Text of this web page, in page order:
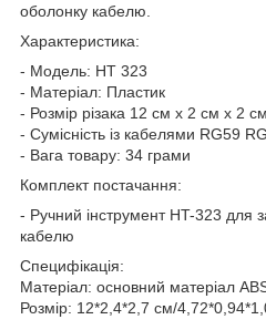
оболонку кабелю.
Характеристика:
- Модель: HT 323
- Матеріал: Пластик
- Розмір різака 12 см x 2 см x 2 см
- Сумісність із кабелями RG59
- Вага товару: 34 грами
Комплект постачання:
- Ручний інструмент HT-323 для
кабелю
Специфікація:
Матеріал: основний матеріал
Розмір: 12*2,4*2,7 см/